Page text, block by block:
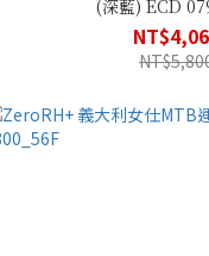
(深藍) ECD